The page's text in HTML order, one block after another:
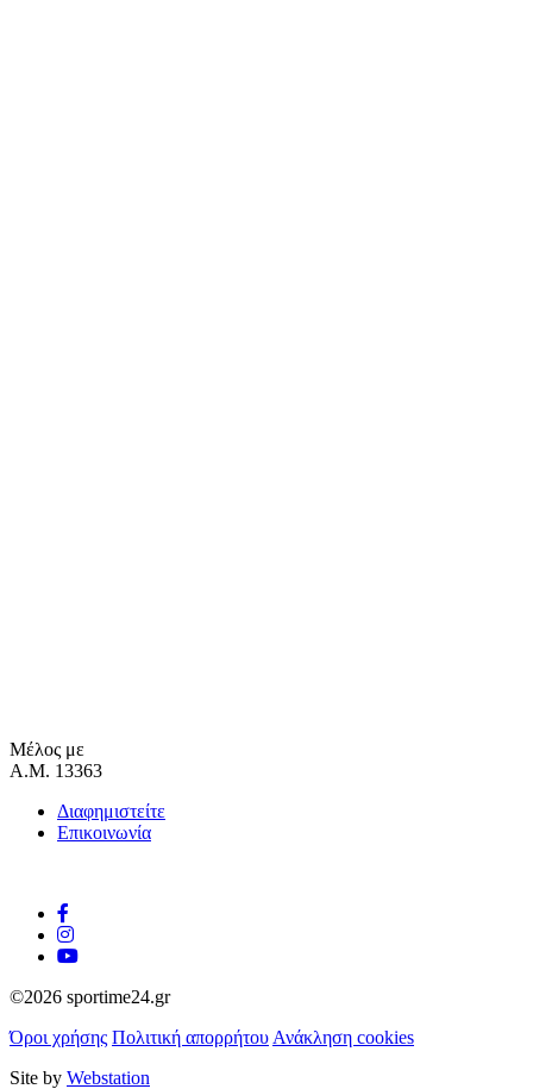
Μέλος με
Α.Μ. 13363
Διαφημιστείτε
Επικοινωνία
©2026 sportime24.gr
Όροι χρήσης Πολιτική απορρήτου Ανάκληση cookies
Site by Webstation